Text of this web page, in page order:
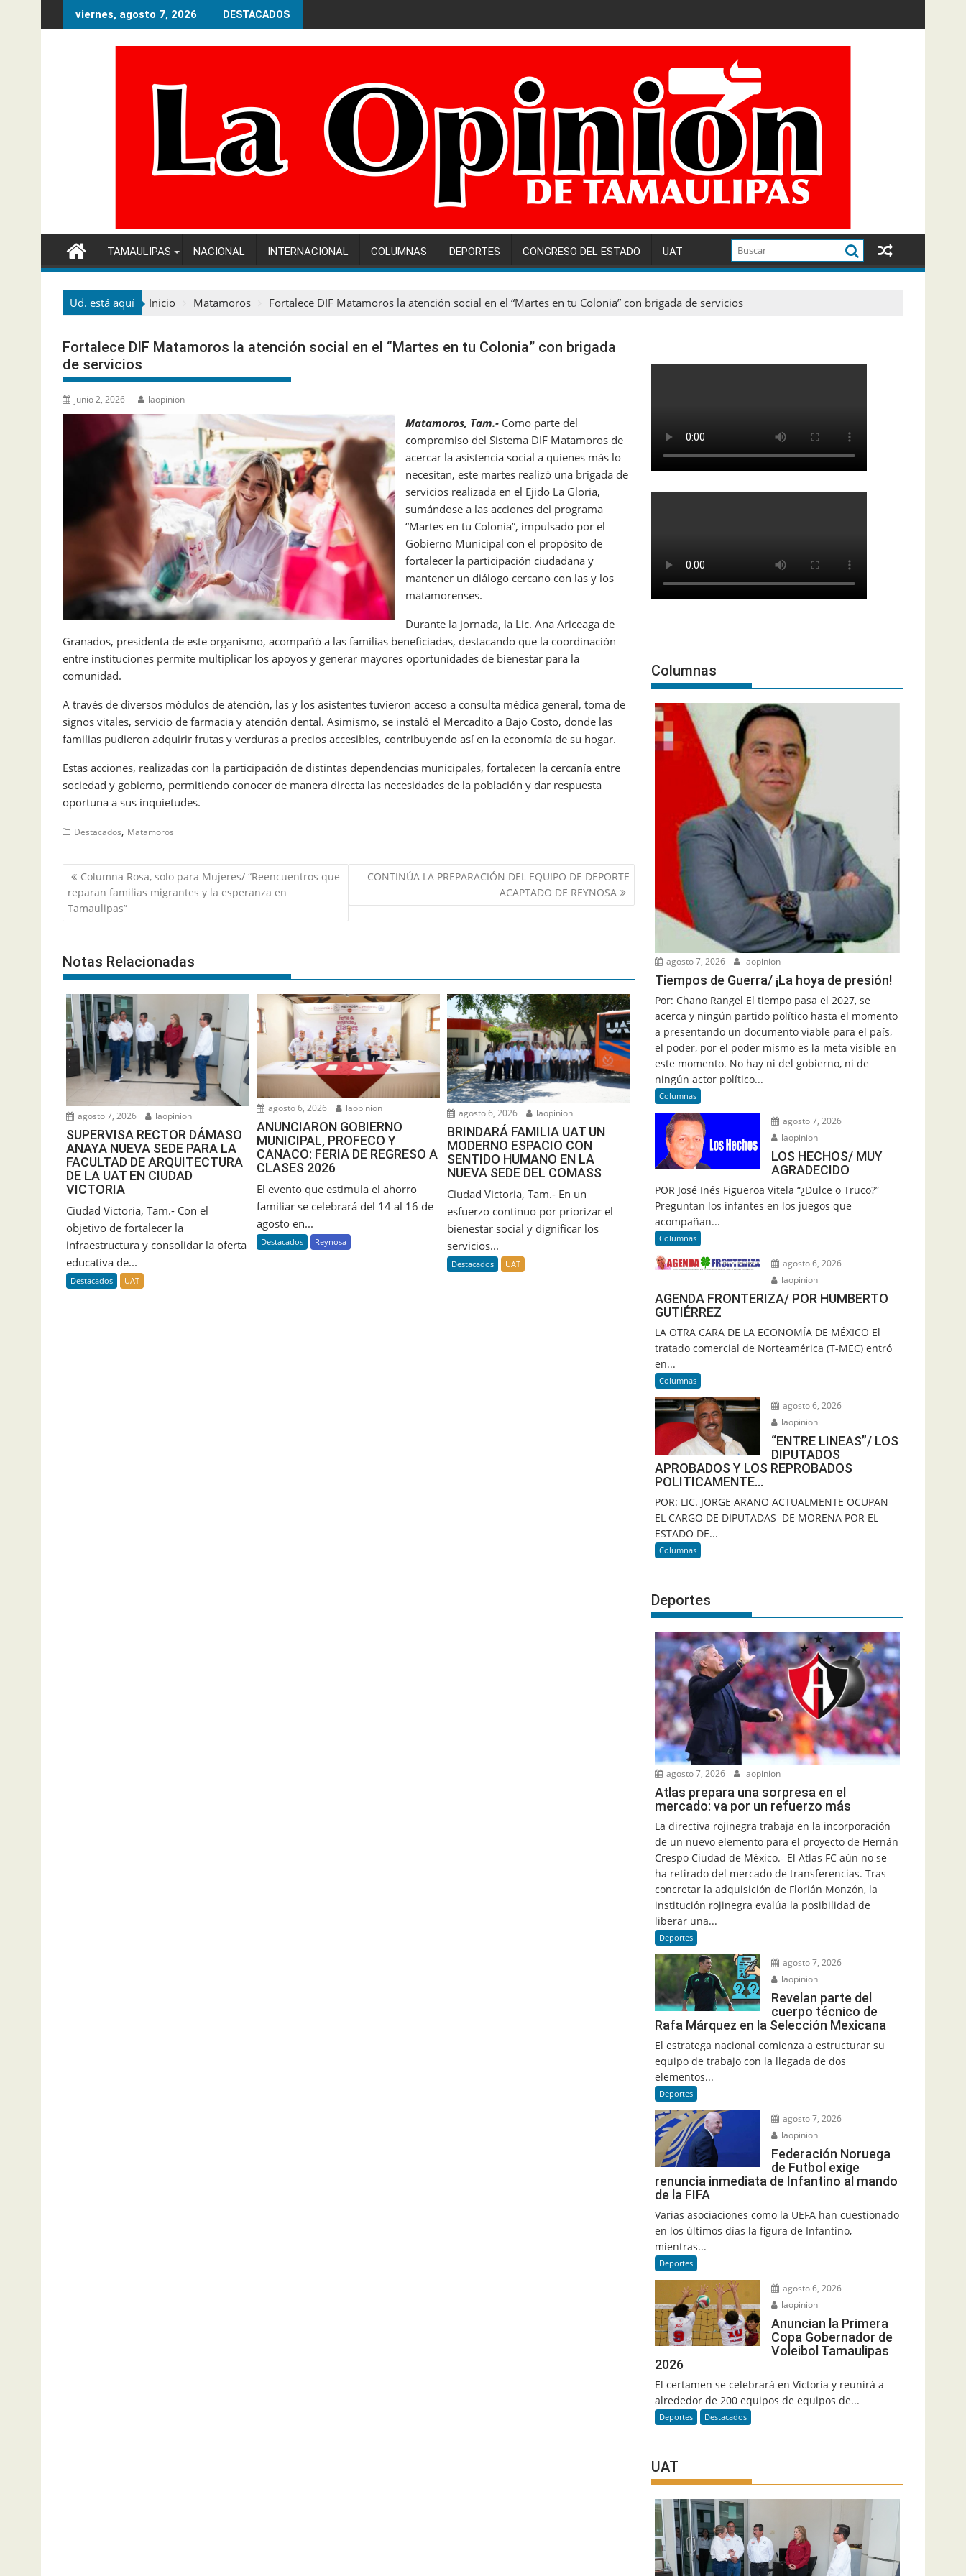
al
viernes, agosto 7, 2026 DESTACADOS
TAMAULIPAS NACIONAL INTERNACIONAL COLUMNAS DEPORTES CONGRESO DEL ESTADO UAT
Ud. está aquí Inicio Matamoros Fortalece DIF Matamoros la atención social en el “Martes en tu Colonia” con brigada de servicios
Fortalece DIF Matamoros la atención social en el “Martes en tu Colonia” con brigada
de servicios
junio 2, 2026 laopinion
Matamoros, Tam.- Como parte del
compromiso del Sistema DIF Matamoros de
acercar la asistencia social a quienes más lo
necesitan, este martes realizó una brigada de
servicios realizada en el Ejido La Gloria,
sumándose a las acciones del programa
“Martes en tu Colonia”, impulsado por el
Gobierno Municipal con el propósito de
fortalecer la participación ciudadana y
mantener un diálogo cercano con las y los
matamorenses.
Durante la jornada, la Lic. Ana Ariceaga de
Granados, presidenta de este organismo, acompañó a las familias beneficiadas, destacando que la coordinación
entre instituciones permite multiplicar los apoyos y generar mayores oportunidades de bienestar para la
comunidad.
A través de diversos módulos de atención, las y los asistentes tuvieron acceso a consulta médica general, toma de
signos vitales, servicio de farmacia y atención dental. Asimismo, se instaló el Mercadito a Bajo Costo, donde las
familias pudieron adquirir frutas y verduras a precios accesibles, contribuyendo así en la economía de su hogar.
Estas acciones, realizadas con la participación de distintas dependencias municipales, fortalecen la cercanía entre
sociedad y gobierno, permitiendo conocer de manera directa las necesidades de la población y dar respuesta
oportuna a sus inquietudes.
Destacados, Matamoros
Navegación
de
entradas
Columna Rosa, solo para Mujeres/ “Reencuentros que
reparan familias migrantes y la esperanza en
Tamaulipas”
CONTINÚA LA PREPARACIÓN DEL EQUIPO DE DEPORTE
ACAPTADO DE REYNOSA
Notas Relacionadas
agosto 7, 2026 laopinion
SUPERVISA RECTOR DÁMASO
ANAYA NUEVA SEDE PARA LA
FACULTAD DE ARQUITECTURA
DE LA UAT EN CIUDAD
VICTORIA
Ciudad Victoria, Tam.- Con el
objetivo de fortalecer la
infraestructura y consolidar la oferta
educativa de...
Destacados UAT
agosto 6, 2026 laopinion
ANUNCIARON GOBIERNO
MUNICIPAL, PROFECO Y
CANACO: FERIA DE REGRESO A
CLASES 2026
El evento que estimula el ahorro
familiar se celebrará del 14 al 16 de
agosto en...
Destacados Reynosa
agosto 6, 2026 laopinion
BRINDARÁ FAMILIA UAT UN
MODERNO ESPACIO CON
SENTIDO HUMANO EN LA
NUEVA SEDE DEL COMASS
Ciudad Victoria, Tam.- En un
esfuerzo continuo por priorizar el
bienestar social y dignificar los
servicios...
Destacados UAT
Columnas
agosto 7, 2026 laopinion
Tiempos de Guerra/ ¡La hoya de presión!
Por: Chano Rangel El tiempo pasa el 2027, se
acerca y ningún partido político hasta el momento
a presentando un documento viable para el país,
el poder, por el poder mismo es la meta visible en
este momento. No hay ni del gobierno, ni de
ningún actor político...
Columnas
agosto 7, 2026
laopinion
LOS HECHOS/ MUY
AGRADECIDO
POR José Inés Figueroa Vitela “¿Dulce o Truco?”
Preguntan los infantes en los juegos que
acompañan...
Columnas
agosto 6, 2026
laopinion
AGENDA FRONTERIZA/ POR HUMBERTO
GUTIÉRREZ
LA OTRA CARA DE LA ECONOMÍA DE MÉXICO El
tratado comercial de Norteamérica (T-MEC) entró
en...
Columnas
agosto 6, 2026
laopinion
“ENTRE LINEAS”/ LOS
DIPUTADOS
APROBADOS Y LOS REPROBADOS
POLITICAMENTE…
POR: LIC. JORGE ARANO ACTUALMENTE OCUPAN
EL CARGO DE DIPUTADAS DE MORENA POR EL
ESTADO DE...
Columnas
Deportes
agosto 7, 2026 laopinion
Atlas prepara una sorpresa en el
mercado: va por un refuerzo más
La directiva rojinegra trabaja en la incorporación
de un nuevo elemento para el proyecto de Hernán
Crespo Ciudad de México.- El Atlas FC aún no se
ha retirado del mercado de transferencias. Tras
concretar la adquisición de Florián Monzón, la
institución rojinegra evalúa la posibilidad de
liberar una...
Deportes
agosto 7, 2026
laopinion
Revelan parte del
cuerpo técnico de
Rafa Márquez en la Selección Mexicana
El estratega nacional comienza a estructurar su
equipo de trabajo con la llegada de dos
elementos...
Deportes
agosto 7, 2026
laopinion
Federación Noruega
de Futbol exige
renuncia inmediata de Infantino al mando
de la FIFA
Varias asociaciones como la UEFA han cuestionado
en los últimos días la figura de Infantino,
mientras...
Deportes
agosto 6, 2026
laopinion
Anuncian la Primera
Copa Gobernador de
Voleibol Tamaulipas
2026
El certamen se celebrará en Victoria y reunirá a
alrededor de 200 equipos de equipos de...
Deportes Destacados
UAT